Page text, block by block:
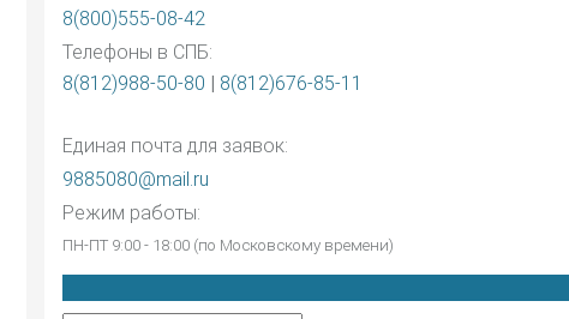
8(800)555-08-42
Телефоны в СПБ:
8(812)988-50-80 | 8(812)676-85-11
Единая почта для заявок:
9885080@mail.ru
Режим работы:
ПН-ПТ 9:00 - 18:00 (по Московскому времени)